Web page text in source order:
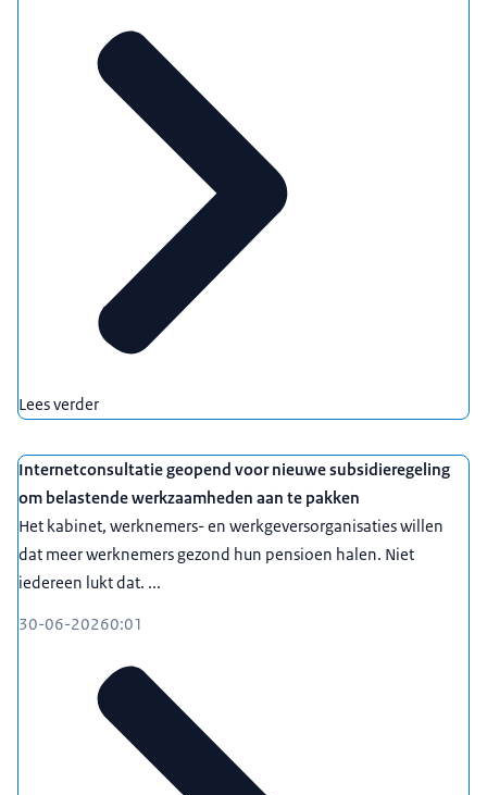
Lees verder
Internetconsultatie geopend voor nieuwe subsidieregeling
om belastende werkzaamheden aan te pakken
Het kabinet, werknemers- en werkgeversorganisaties willen
dat meer werknemers gezond hun pensioen halen. Niet
iedereen lukt dat. ...
30-06-20260:01